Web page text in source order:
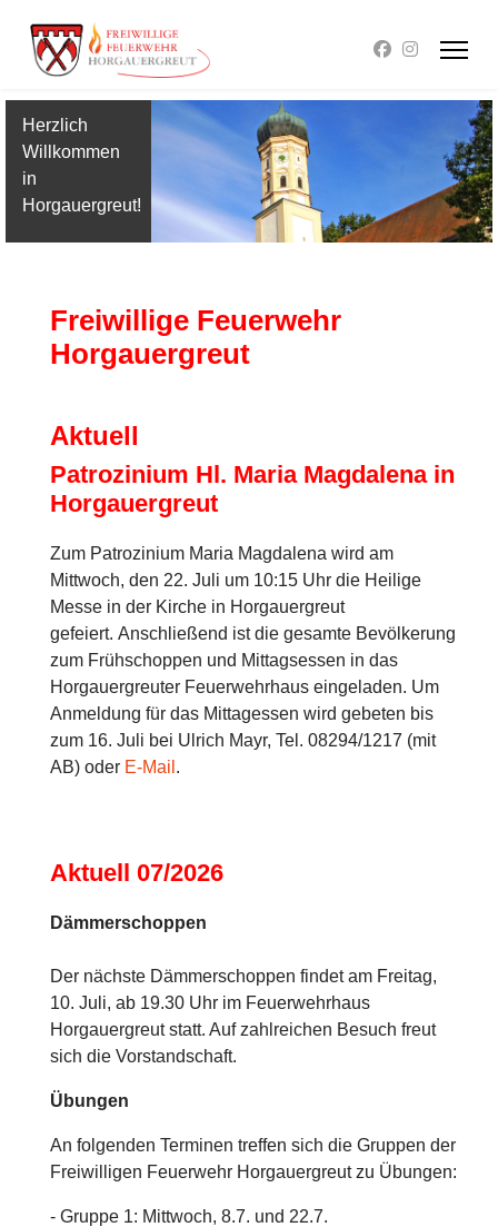
Herzlich
Willkommen
in
Horgauergreut!
Freiwillige Feuerwehr
Horgauergreut
Aktuell
Patrozinium Hl. Maria Magdalena in
Horgauergreut
Zum Patrozinium Maria Magdalena wird am
Mittwoch, den 22. Juli um 10:15 Uhr die Heilige
Messe in der Kirche in Horgauergreut
gefeiert. Anschließend ist die gesamte Bevölkerung
zum Frühschoppen und Mittagsessen in das
Horgauergreuter Feuerwehrhaus eingeladen. Um
Anmeldung für das Mittagessen wird gebeten bis
zum 16. Juli bei Ulrich Mayr, Tel. 08294/1217 (mit
AB) oder E-Mail .
Aktuell 07/2026
Dämmerschoppen
Der nächste Dämmerschoppen findet am Freitag,
10. Juli, ab 19.30 Uhr im Feuerwehrhaus
Horgauergreut statt. Auf zahlreichen Besuch freut
sich die Vorstandschaft.
Übungen
An folgenden Terminen treffen sich die Gruppen der
Freiwilligen Feuerwehr Horgauergreut zu Übungen:
- Gruppe 1: Mittwoch, 8.7. und 22.7.